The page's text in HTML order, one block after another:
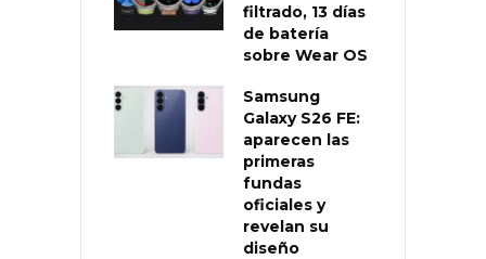
filtrado, 13 días
de batería
sobre Wear OS
Samsung
Galaxy S26 FE:
aparecen las
primeras
fundas
oficiales y
revelan su
diseño